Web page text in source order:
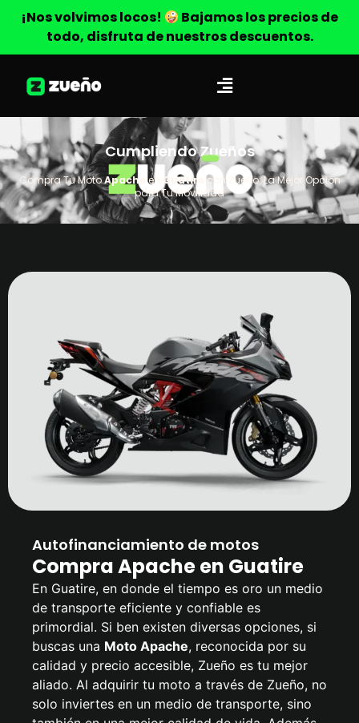
¡Nos volvimos locos!
Bajamos los precios de
todo, disfruta de nuestros descuentos.
Cumpliendo Zueños
Compra Tu MotoApacheen Guatire con Zueño: La Mejor Opción
para Tu Movilidad
Autofinanciamiento de motos
Compra Apache en Guatire
En Guatire, en donde el tiempo es oro un medio
de transporte eficiente y confiable es
primordial. Si ben existen diversas opciones, si
buscas una Moto Apache, reconocida por su
calidad y precio accesible, Zueño es tu mejor
aliado. Al adquirir tu moto a través de Zueño, no
solo inviertes en un medio de transporte, sino